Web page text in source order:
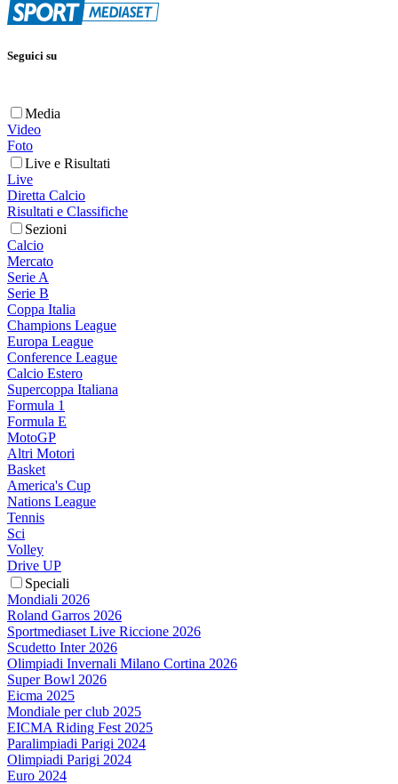
Seguici su
Media
Video
Foto
Live e Risultati
Live
Diretta Calcio
Risultati e Classifiche
Sezioni
Calcio
Mercato
Serie A
Serie B
Coppa Italia
Champions League
Europa League
Conference League
Calcio Estero
Supercoppa Italiana
Formula 1
Formula E
MotoGP
Altri Motori
Basket
America's Cup
Nations League
Tennis
Sci
Volley
Drive UP
Speciali
Mondiali 2026
Roland Garros 2026
Sportmediaset Live Riccione 2026
Scudetto Inter 2026
Olimpiadi Invernali Milano Cortina 2026
Super Bowl 2026
Eicma 2025
Mondiale per club 2025
EICMA Riding Fest 2025
Paralimpiadi Parigi 2024
Olimpiadi Parigi 2024
Euro 2024